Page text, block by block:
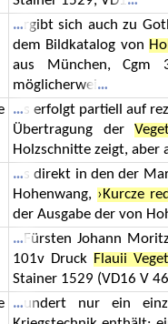
rgibt sich auch zu
dem Bildkatalog von
aus München, Cgm
möglicherwei
s erfolgt partiell auf
Übertragung der
Holzschnitte zeigt, aber
s direkt in den der
Hohenwang, ›Kurcze
der Ausgabe der von
Fürsten Johann
101v Druck Flauii
Stainer 1529 (VD16 V
undert nur ein